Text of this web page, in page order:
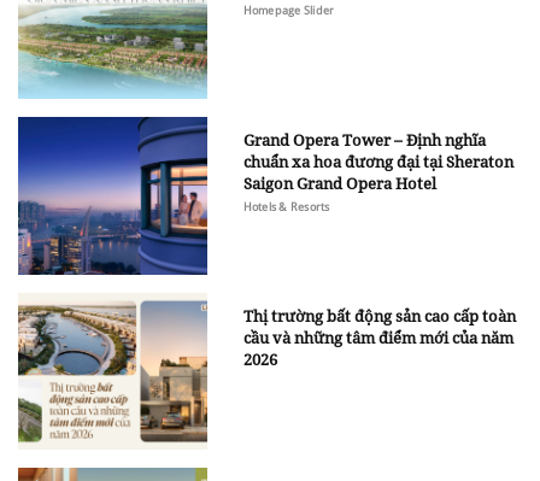
Homepage Slider
Grand Opera Tower – Định nghĩa
chuẩn xa hoa đương đại tại Sheraton
Saigon Grand Opera Hotel
Hotels & Resorts
Thị trường bất động sản cao cấp toàn
cầu và những tâm điểm mới của năm
2026